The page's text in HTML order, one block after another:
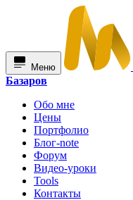
Меню
Базаров
Обо мне
Цены
Портфолио
Блог-note
Форум
Видео-уроки
Tools
Контакты